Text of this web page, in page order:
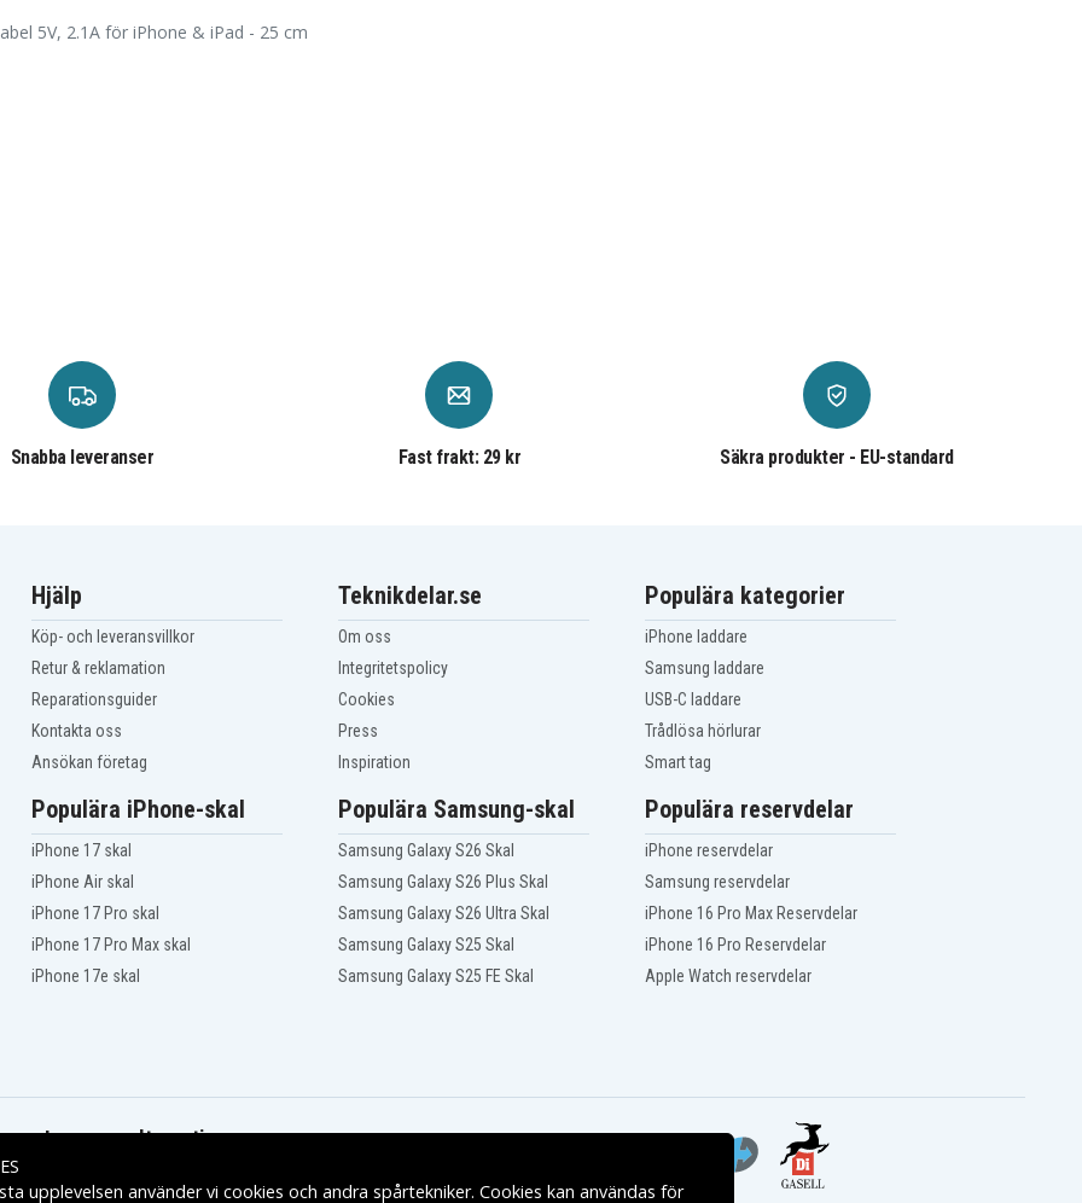
5V, 2.1A för iPhone & iPad - 25 cm
Snabba leveranser Fast frakt: 29 kr Säkra produkter - EU-standard
Hjälp
Köp- och leveransvillkor
Retur & reklamation
Reparationsguider
Kontakta oss
Ansökan företag
Teknikdelar.se
Om oss
Integritetspolicy
Cookies
Press
Inspiration
Populära kategorier
iPhone laddare
Samsung laddare
USB-C laddare
Trådlösa hörlurar
Smart tag
Populära iPhone-skal
iPhone 17 skal
iPhone Air skal
iPhone 17 Pro skal
iPhone 17 Pro Max skal
iPhone 17e skal
Populära Samsung-skal
Samsung Galaxy S26 Skal
Samsung Galaxy S26 Plus Skal
Samsung Galaxy S26 Ultra Skal
Samsung Galaxy S25 Skal
Samsung Galaxy S25 FE Skal
Populära reservdelar
iPhone reservdelar
Samsung reservdelar
iPhone 16 Pro Max Reservdelar
iPhone 16 Pro Reservdelar
Apple Watch reservdelar
Leveransalternativ
upplevelsen använder vi cookies och andra spårtekniker. Cookies kan användas för